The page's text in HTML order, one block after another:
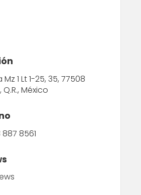
1 Lt 1-25, 35, 77508
México
8561